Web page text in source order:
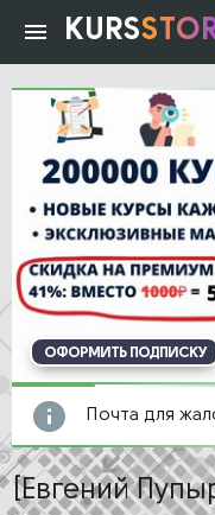
KURS
ОФОРМИТЬ ПОДПИСКУ
Почта для
[Евгений